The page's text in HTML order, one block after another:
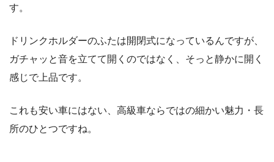
す。
ドリンクホルダーのふたは開閉式になっているんですが、
ガチャッと音を立てて開くのではなく、そっと静かに開く
感じで上品です。
これも安い車にはない、高級車ならではの細かい魅力・長
所のひとつですね。